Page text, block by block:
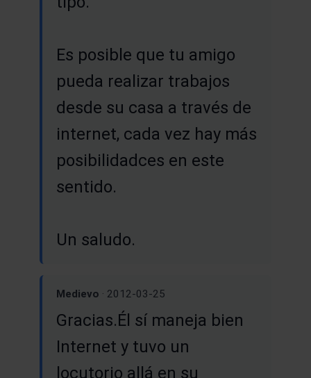
Es posible que tu amigo
pueda realizar trabajos
desde su casa a través de
internet, cada vez hay más
posibilidadces en este
sentido.
Un saludo.
Medievo · 2012-03-25
Gracias.Él sí maneja bien
Internet y tuvo un
locutorio allá en su